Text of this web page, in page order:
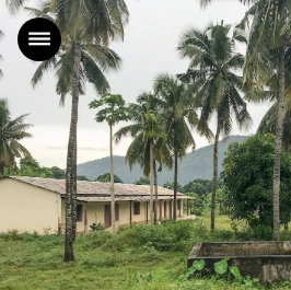
Accueil
Projets
Agence
Actualités
Contact
FR
|